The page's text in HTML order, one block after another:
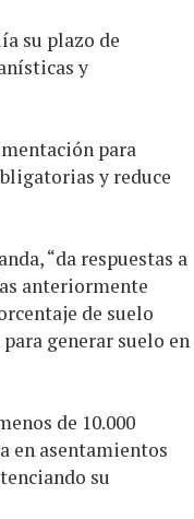
su plazo de
y
para
y reduce
“da respuestas a
anteriormente
de suelo
generar suelo en
de 10.000
en asentamientos
su